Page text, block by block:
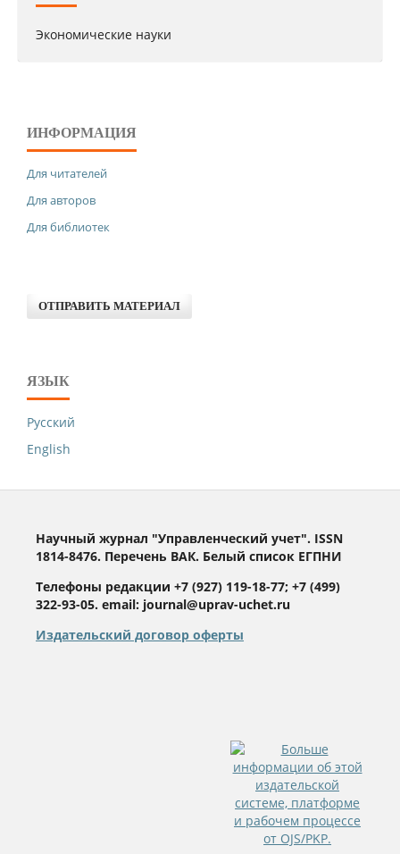
Экономические науки
ИНФОРМАЦИЯ
Для читателей
Для авторов
Для библиотек
ОТПРАВИТЬ МАТЕРИАЛ
ЯЗЫК
Русский
English
Научный журнал "Управленческий учет". ISSN
1814-8476. Перечень ВАК. Белый список ЕГПНИ
Телефоны редакции +7 (927) 119-18-77; +7 (499)
322-93-05. email: journal@uprav-uchet.ru
Издательский договор оферты